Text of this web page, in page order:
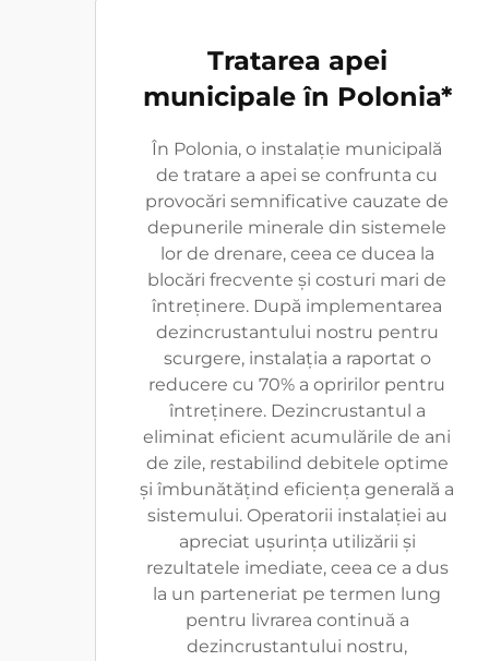
Tratarea apei
municipale în Polonia*
În Polonia, o instalație municipală
de tratare a apei se confrunta cu
provocări semnificative cauzate de
depunerile minerale din sistemele
lor de drenare, ceea ce ducea la
blocări frecvente și costuri mari de
întreținere. După implementarea
dezincrustantului nostru pentru
scurgere, instalația a raportat o
reducere cu 70% a opririlor pentru
întreținere. Dezincrustantul a
eliminat eficient acumulările de ani
de zile, restabilind debitele optime
și îmbunătățind eficiența generală a
sistemului. Operatorii instalației au
apreciat ușurința utilizării și
rezultatele imediate, ceea ce a dus
la un parteneriat pe termen lung
pentru livrarea continuă a
dezincrustantului nostru,